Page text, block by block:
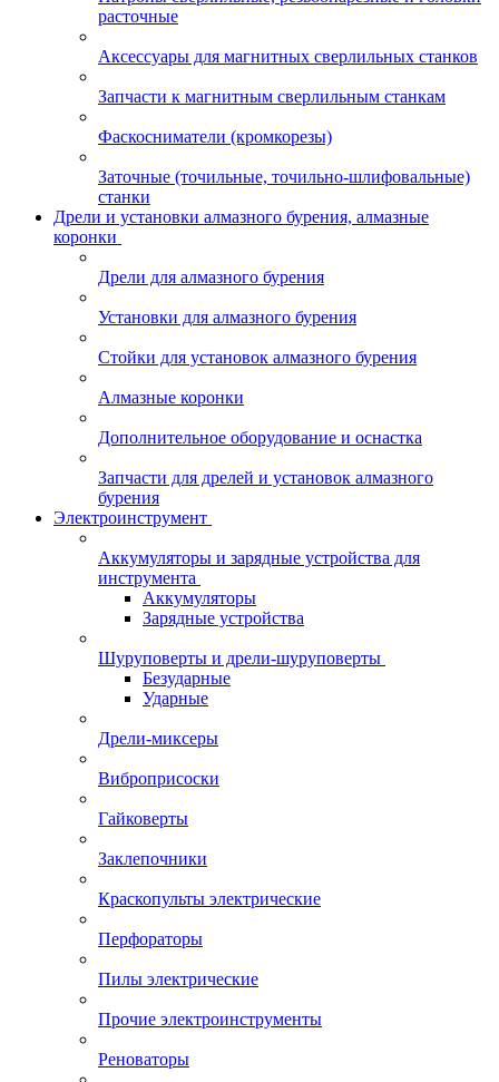
расточные
Аксессуары для магнитных сверлильных станков
Запчасти к магнитным сверлильным станкам
Фаскосниматели (кромкорезы)
Заточные (точильные, точильно-шлифовальные)
станки
Дрели и установки алмазного бурения, алмазные
коронки
Дрели для алмазного бурения
Установки для алмазного бурения
Стойки для установок алмазного бурения
Алмазные коронки
Дополнительное оборудование и оснастка
Запчасти для дрелей и установок алмазного
бурения
Электроинструмент
Аккумуляторы и зарядные устройства для
инструмента
Аккумуляторы
Зарядные устройства
Шуруповерты и дрели-шуруповерты
Безударные
Ударные
Дрели-миксеры
Виброприсоски
Гайковерты
Заклепочники
Краскопульты электрические
Перфораторы
Пилы электрические
Прочие электроинструменты
Реноваторы